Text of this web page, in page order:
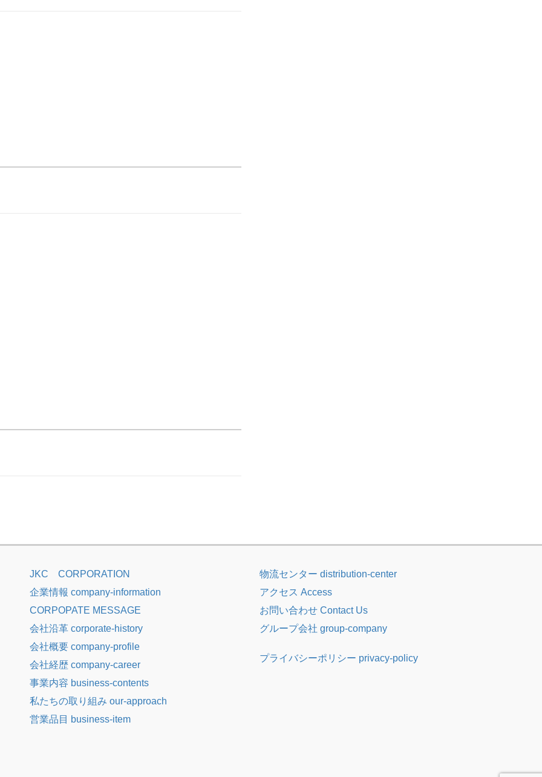
JKC CORPORATION
企業情報 company-information
CORPOPATE MESSAGE
会社沿革 corporate-history
会社概要 company-profile
会社経歴 company-career
事業内容 business-contents
私たちの取り組み our-approach
営業品目 business-item
物流センター distribution-center
アクセス Access
お問い合わせ Contact Us
グループ会社 group-company
プライバシーポリシー privacy-policy